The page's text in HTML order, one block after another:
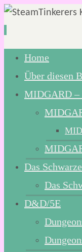
Zum
Inhalt
springen
Home
Über diesen
MIDGARD –
Das
Das
D&D/5E